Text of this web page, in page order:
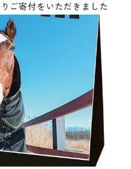
ご寄付をいただきました